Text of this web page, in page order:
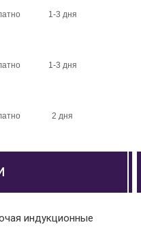
1-3 дня
1-3 дня
2 дня
индукционные